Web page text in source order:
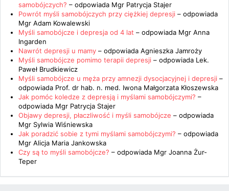
samobójczych? – odpowiada Mgr Patrycja Stajer
Powrót myśli samobójczych przy ciężkiej depresji – odpowiada
Mgr Adam Kowalewski
Myśli samobójcze i depresja od 4 lat – odpowiada Mgr Anna
Ingarden
Nawrót depresji u mamy – odpowiada Agnieszka Jamroży
Myśli samobójcze pomimo terapii depresji – odpowiada Lek.
Paweł Brudkiewicz
Myśli samobójcze u męża przy amnezji dysocjacyjnej i depresji –
odpowiada Prof. dr hab. n. med. Iwona Małgorzata Kłoszewska
Jak pomóc koledze z depresją i myślami samobójczymi? –
odpowiada Mgr Patrycja Stajer
Objawy depresji, płaczliwość i myśli samobójcze – odpowiada
Mgr Sylwia Wiśniewska
Jak poradzić sobie z tymi myślami samobójczymi? – odpowiada
Mgr Alicja Maria Jankowska
Czy są to myśli samobójcze? – odpowiada Mgr Joanna Żur-
Teper